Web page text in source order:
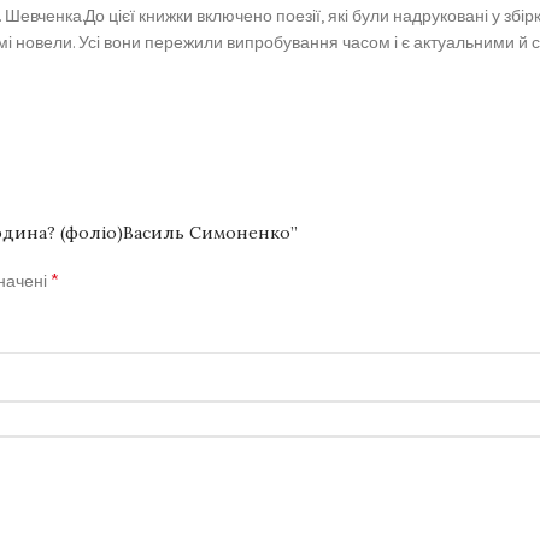
цієї книжки включено поезії, які були надруковані у
новели. Усі вони пережили випробування часом і є актуальними й
(фоліо)Василь Симоненко”
*